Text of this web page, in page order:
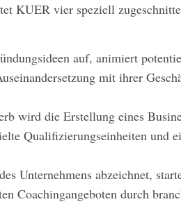
KUER vier speziell
auf, animiert
mit ihrer
wird die Erstellung eines
Qualifizierungseinheiten und
Unternehmens abzeichnet,
Coachingangeboten durch